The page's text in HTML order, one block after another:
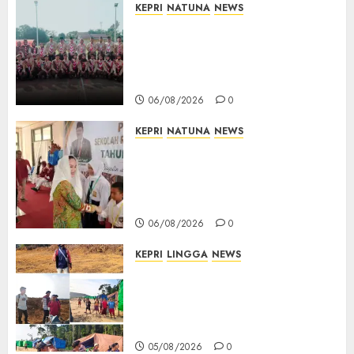
KEPRI NATUNA NEWS
06/08/2026 0
KEPRI NATUNA NEWS
06/08/2026 0
KEPRI LINGGA NEWS
05/08/2026 0